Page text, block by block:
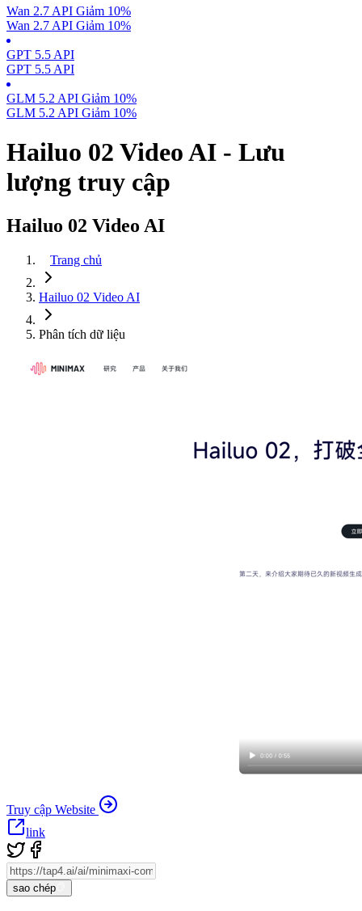
Wan 2.7 API Giảm 10%
Wan 2.7 API Giảm 10%
GPT 5.5 API
GPT 5.5 API
GLM 5.2 API Giảm 10%
GLM 5.2 API Giảm 10%
Hailuo 02 Video AI - Lưu
lượng truy cập
Hailuo 02 Video AI
Trang chủ
Hailuo 02 Video AI
Phân tích dữ liệu
Truy cập Website
link
sao chép